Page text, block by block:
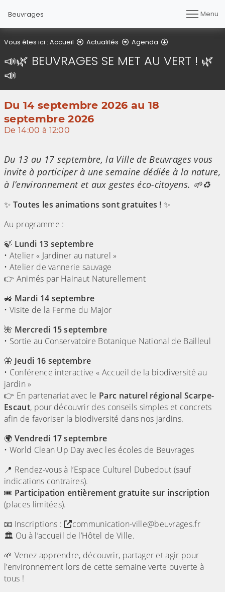
Beuvrages Menu
Vous êtes ici : Accueil Actualités Agenda
📣🌿 BEUVRAGES SE MET AU VERT ! 🌿
📣
Du 14 septembre 2026 au 18
septembre 2026
De 14:00 à 12:00
Du 13 au 17 septembre, la Ville de Beuvrages vous
invite à participer à une semaine dédiée à la nature,
à l’environnement et aux gestes éco-citoyens. 🌱♻️
✨ Toutes les animations sont gratuites ! ✨
Au programme :
🍃 Lundi 13 septembre
• Atelier « Jardiner au naturel »
• Atelier de vannerie sauvage
👉 Animés par Hainaut Naturellement
🚜 Mardi 14 septembre
• Visite de la Ferme du Major
🌺 Mercredi 15 septembre
• Sortie au Conservatoire Botanique National de Bailleul
🦋 Jeudi 16 septembre
• Conférence interactive « Accueil de la biodiversité au
jardin »
👉 En partenariat avec le Parc naturel régional Scarpe-
Escaut, pour découvrir des conseils simples et concrets
afin de favoriser la biodiversité dans nos jardins.
🌍 Vendredi 17 septembre
• World Clean Up Day avec les écoles de Beuvrages
📍 Rendez-vous à l’Espace Culturel Dubedout (sauf
indications contraires).
🎟️ Participation entièrement gratuite sur inscription
(places limitées).
📧 Inscriptions :
communication-ville@beuvrages.fr
🏛️ Ou à l’accueil de l’Hôtel de Ville.
🌱 Venez apprendre, découvrir, partager et agir pour
l’environnement lors de cette semaine verte ouverte à
tous !